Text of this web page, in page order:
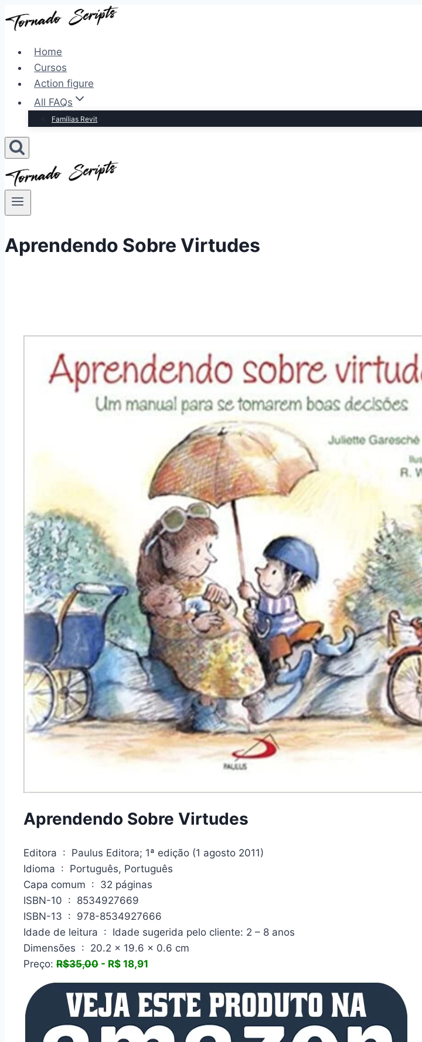
Pular
para
Conteúdo
Home
Cursos
Action figure
All FAQs
Famílias Revit
Aprendendo Sobre Virtudes
Aprendendo Sobre Virtudes
Editora ‏ : ‎ Paulus Editora; 1ª edição (1 agosto 2011)
Idioma ‏ : ‎ Português, Português
Capa comum ‏ : ‎ 32 páginas
ISBN-10 ‏ : ‎ 8534927669
ISBN-13 ‏ : ‎ 978-8534927666
Idade de leitura ‏ : ‎ Idade sugerida pelo cliente: 2 – 8 anos
Dimensões ‏ : ‎ 20.2 x 19.6 x 0.6 cm
Preço: R$35,00 - R$ 18,91